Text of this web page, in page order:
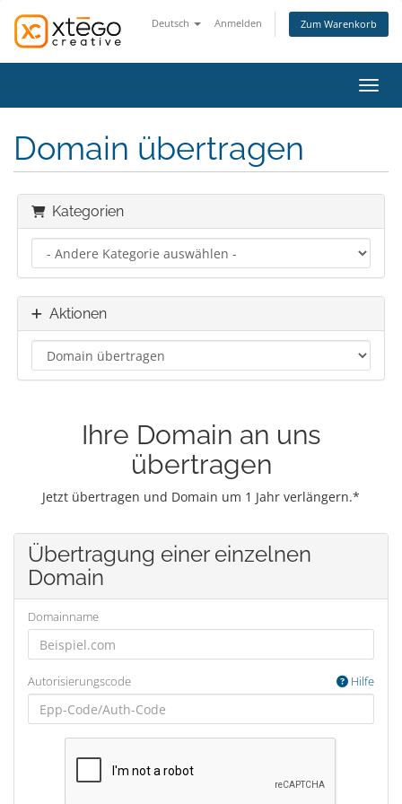
Deutsch Anmelden Zum Warenkorb
Domain übertragen
Kategorien
Aktionen
Ihre Domain an uns
übertragen
Jetzt übertragen und Domain um 1 Jahr verlängern.*
Übertragung einer einzelnen
Domain
Domainname
Autorisierungscode Hilfe